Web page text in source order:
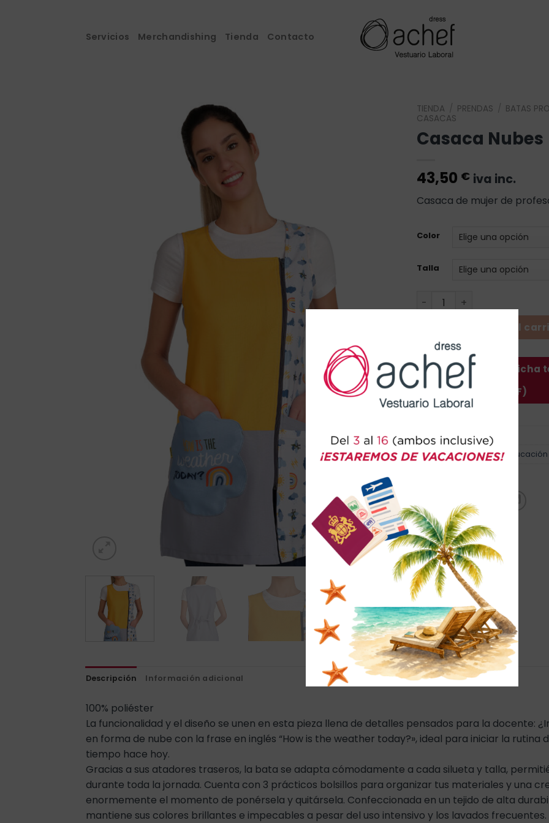
Servicios Merchandishing Tienda Contacto
TIENDA PRENDAS BATAS
CASACAS
Casaca Nubes
43,50 € iva inc.
Casaca de mujer de
Color
Talla
Casaca Nubes cantidad
Añadir al
Descargar ficha
(PDF)
SKU:
52605705
Categorías:Casacas, Educación
Descripción Información adicional
100% poliéster
La funcionalidad y el diseño se unen en esta pieza llena de detalles pensados para la docente:
en forma de nube con la frase en inglés “How is the weather today?», ideal para iniciar la rutina
tiempo hace hoy.
Gracias a sus atadores traseros, la bata se adapta cómodamente a cada silueta y talla,
durante toda la jornada. Cuenta con 3 prácticos bolsillos para organizar tus materiales y una
enormemente el momento de ponérsela y quitársela. Confeccionada en un tejido de alta
mantiene sus colores brillantes e impecables a pesar del uso intensivo y los lavados frecuentes.